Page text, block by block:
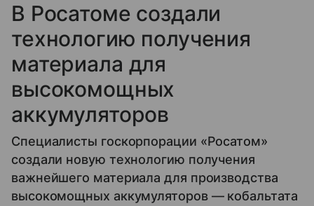
В Росатоме создали
технологию получения
материала для
высокомощных
аккумуляторов
Специалисты госкорпорации «Росатом»
создали новую технологию получения
важнейшего материала для производства
высокомощных аккумуляторов — кобальтата